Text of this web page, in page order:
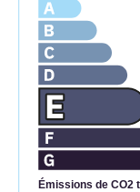
Émissions de CO2